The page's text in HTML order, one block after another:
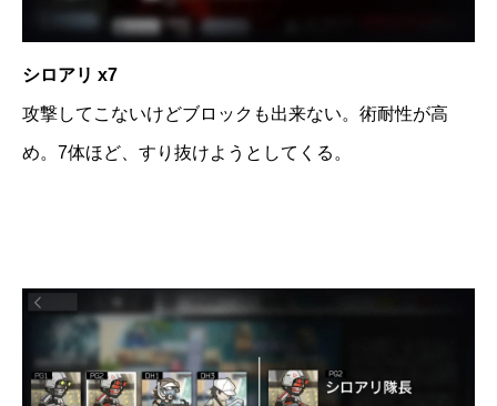
シロアリ x7
攻撃してこないけどブロックも出来ない。術耐性が高
め。7体ほど、すり抜けようとしてくる。